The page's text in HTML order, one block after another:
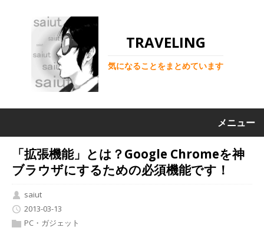
TRAVELING
気になることをまとめています
メニュー
「拡張機能」とは？Google Chromeを神
ブラウザにするための必須機能です！
saiut
2013-03-13
PC・ガジェット